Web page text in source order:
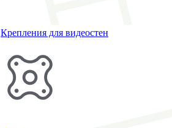
Крепления для видеостен